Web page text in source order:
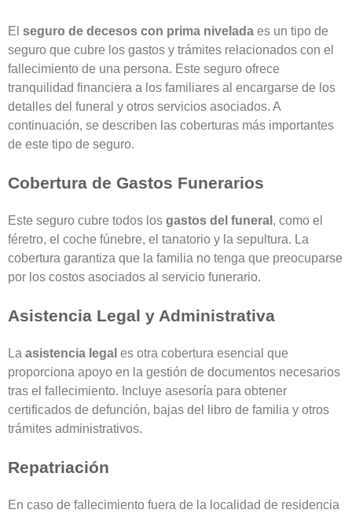
El seguro de decesos con prima nivelada es un tipo de
seguro que cubre los gastos y trámites relacionados con el
fallecimiento de una persona. Este seguro ofrece
tranquilidad financiera a los familiares al encargarse de los
detalles del funeral y otros servicios asociados. A
continuación, se describen las coberturas más importantes
de este tipo de seguro.
Cobertura de Gastos Funerarios
Este seguro cubre todos los gastos del funeral , como el
féretro, el coche fúnebre, el tanatorio y la sepultura. La
cobertura garantiza que la familia no tenga que preocuparse
por los costos asociados al servicio funerario.
Asistencia Legal y Administrativa
La asistencia legal es otra cobertura esencial que
proporciona apoyo en la gestión de documentos necesarios
tras el fallecimiento. Incluye asesoría para obtener
certificados de defunción, bajas del libro de familia y otros
trámites administrativos.
Repatriación
En caso de fallecimiento fuera de la localidad de residencia